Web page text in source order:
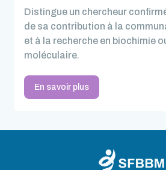
Distingue un chercheur
de sa contribution à la
et à la recherche en biochimie
moléculaire.
En savoir plus